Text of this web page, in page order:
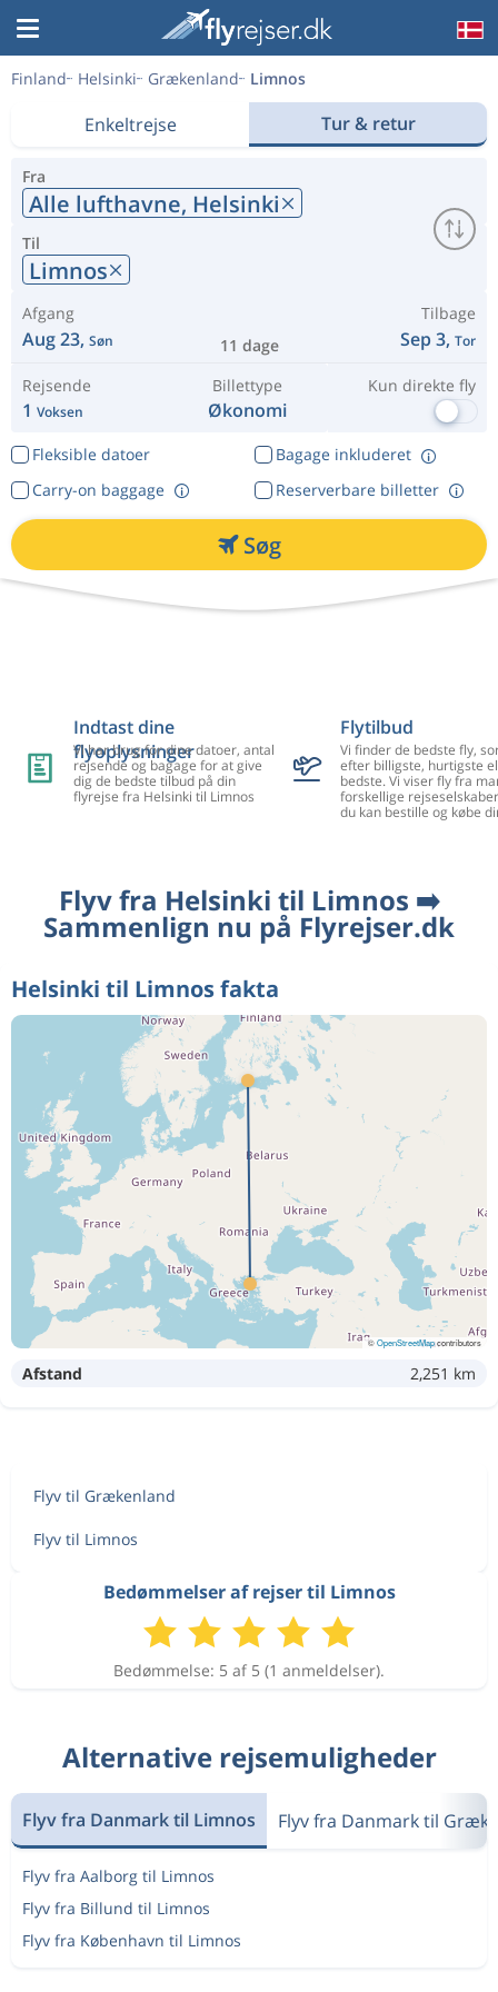
Finland Helsinki Grækenland Limnos
Enkeltrejse Tur & retur
Fra
Alle lufthavne, Helsinki
Til
Limnos
Afgang
Aug 23, Søn 11 dage
Tilbage
Sep 3, Tor
Rejsende
1 Voksen
Billettype
Økonomi
Kun direkte fly
Fleksible datoer
Bagage inkluderet
Reserverbare billetter
Carry-on baggage
Søg
Indtast dine
flyoplysninger
Vi har brug for dine datoer, antal
rejsende og bagage for at give
dig de bedste tilbud på din
flyrejse fra Helsinki til Limnos
Flytilbud
Vi finder de bedste fly,
efter billigste, hurtigste
bedste. Vi viser fly fra
forskellige
du kan bestille og købe
Flyv fra Helsinki til Limnos ➡️
Sammenlign nu på Flyrejser.dk
Helsinki til Limnos fakta
©OpenStreetMapcontributors
Afstand 2,251 km
Flyv til Grækenland
Flyv til Limnos
Bedømmelser af rejser til Limnos
Bedømmelse: 5 af 5 (1 anmeldelser).
Alternative rejsemuligheder
Flyv fra Danmark til Limnos Flyv fra Danmark til
Flyv fra Aalborg til Limnos
Flyv fra Billund til Limnos
Flyv fra København til Limnos